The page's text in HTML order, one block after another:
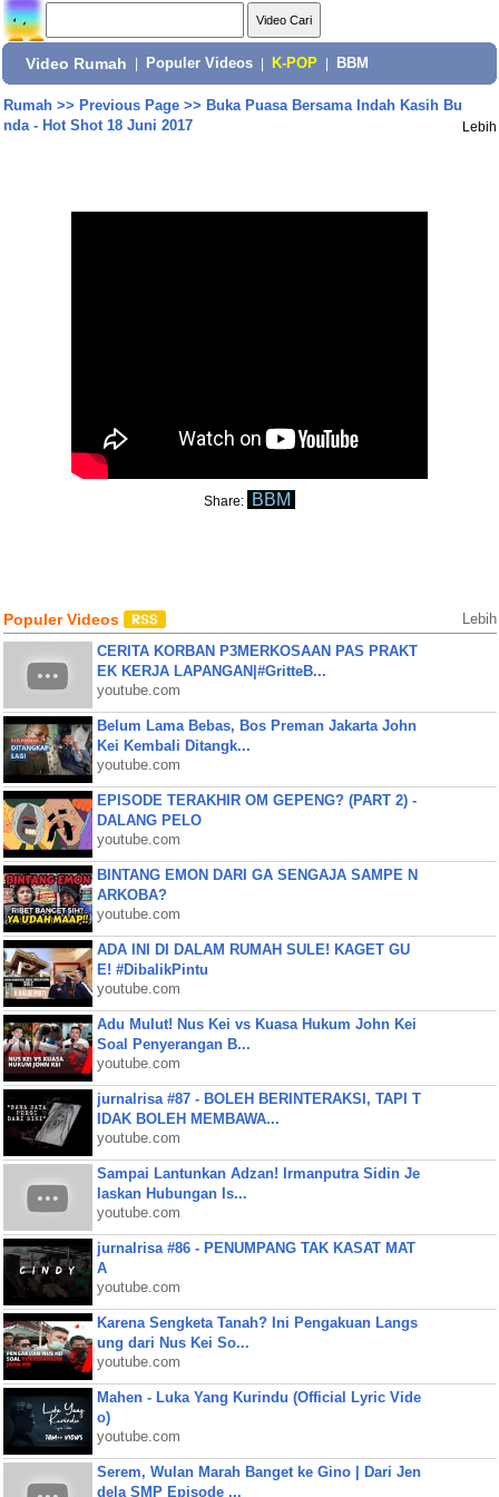
Video Rumah Populer Videos K-POP BBM
Rumah>> Previous Page>> Buka Puasa Bersama Indah Kasih Bu
nda - Hot Shot 18 Juni 2017
Lebih
Share: BBM
Populer Videos Lebih
CERITA KORBAN P3MERKOSAAN PAS PRAKT
EK KERJA LAPANGAN|#GritteB...
youtube.com
Belum Lama Bebas, Bos Preman Jakarta John
Kei Kembali Ditangk...
youtube.com
EPISODE TERAKHIR OM GEPENG? (PART 2) -
DALANG PELO
youtube.com
BINTANG EMON DARI GA SENGAJA SAMPE N
ARKOBA?
youtube.com
ADA INI DI DALAM RUMAH SULE! KAGET GU
E! #DibalikPintu
youtube.com
Adu Mulut! Nus Kei vs Kuasa Hukum John Kei
Soal Penyerangan B...
youtube.com
jurnalrisa #87 - BOLEH BERINTERAKSI, TAPI T
IDAK BOLEH MEMBAWA...
youtube.com
Sampai Lantunkan Adzan! Irmanputra Sidin Je
laskan Hubungan Is...
youtube.com
jurnalrisa #86 - PENUMPANG TAK KASAT MAT
A
youtube.com
Karena Sengketa Tanah? Ini Pengakuan Langs
ung dari Nus Kei So...
youtube.com
Mahen - Luka Yang Kurindu (Official Lyric Vide
o)
youtube.com
Serem, Wulan Marah Banget ke Gino | Dari Jen
dela SMP Episode ...